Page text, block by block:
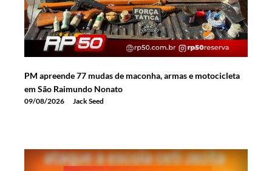
PM apreende 77 mudas de maconha, armas e motocicleta
em São Raimundo Nonato
09/08/2026 Jack Seed